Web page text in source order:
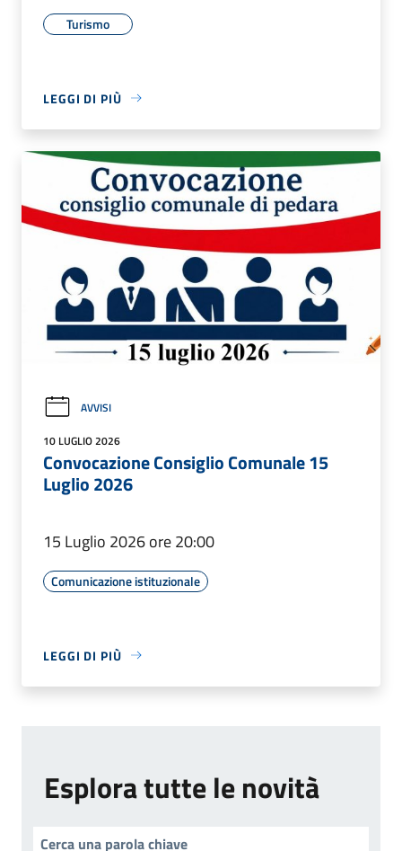
Turismo
LEGGI DI PIÙ
AVVISI
10 LUGLIO 2026
Convocazione Consiglio Comunale 15
Luglio 2026
15 Luglio 2026 ore 20:00
Comunicazione istituzionale
LEGGI DI PIÙ
Esplora tutte le novità